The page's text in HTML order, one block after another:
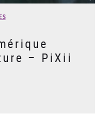
– PiXii